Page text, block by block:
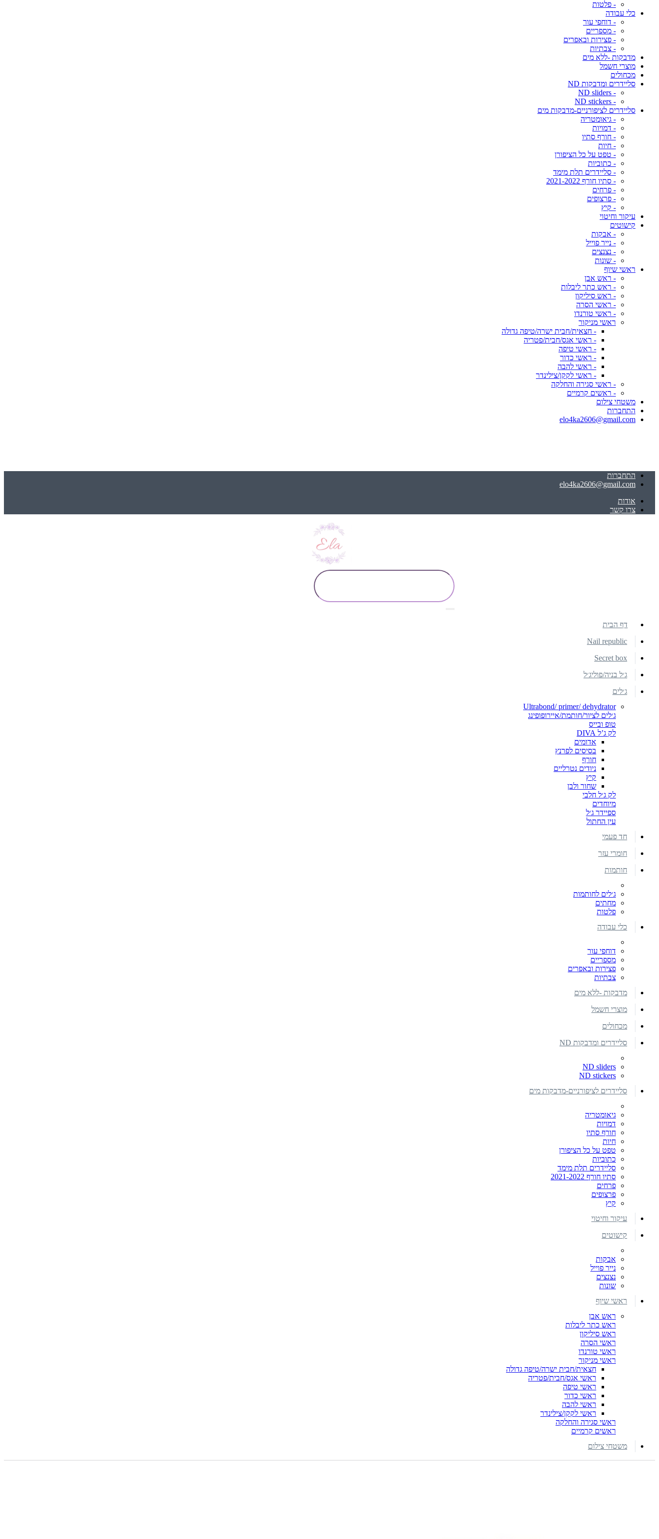
- פלטות
כלי עבודה
- דוחפי עור
- מספריים
- פצירות ובאפרים
- צבתיות
מדבקות -ללא מים
מוצרי חשמל
מכחולים
סליידרים ומדבקות ND
- ND sliders
- ND stickers
סליידרים לציפורניים-מדבקות מים
- גיאומטריה
- דמויות
- חורף סתיו
- חיות
- טפט על כל הציפורן
- כתוביות
- סליידרים תלת מימד
- סתיו חורף 2021-2022
- פרחים
- פרצופים
- קיץ
עיקור וחיטוי
קישוטים
- אבקות
- נייר פוייל
- נצנצים
- שונות
ראשי שיוף
- ראש אבן
- ראש כתר ליבלות
- ראש סיליקון
- ראשי הסרה
- ראשי טורנדו
ראשי מניקור
- חצאית/חבית ישרה/טיפה גדולה
- ראשי אגס/חבית/פטריה
- ראשי טיפה
- ראשי כדור
- ראשי להבה
- ראשי לקקן/צילינדר
- ראשי סגירה והחלקה
- ראשים קרמיים
משטחי צילום
התחברות
elo4ka2606@gmail.com
התחברות
elo4ka2606@gmail.com
אודות
צרו קשר
דף הבית
Nail republic
Secret box
ג׳ל בניה/פוליג׳ל
ג׳לים
Ultrabond/ primer/ dehydrator
ג׳לים לציור/חותמת/איירופופינג
טופ ובייס
לק ג’ל DIVA
אדומים
בסיסים לפרנץ
חורף
ניודים נטרליים
קיץ
שחור ולבן
לק ג׳ל חלבי
מיוחדים
ספיידר ג׳ל
עין החתול
חד פעמי
חומרי עזר
חותמות
ג׳לים לחותמות
מחתים
פלטות
כלי עבודה
דוחפי עור
מספריים
פצירות ובאפרים
צבתיות
מדבקות -ללא מים
מוצרי חשמל
מכחולים
סליידרים ומדבקות ND
ND sliders
ND stickers
סליידרים לציפורניים-מדבקות מים
גיאומטריה
דמויות
חורף סתיו
חיות
טפט על כל הציפורן
כתוביות
סליידרים תלת מימד
סתיו חורף 2021-2022
פרחים
פרצופים
קיץ
עיקור וחיטוי
קישוטים
אבקות
נייר פוייל
נצנצים
שונות
ראשי שיוף
ראש אבן
ראש כתר ליבלות
ראש סיליקון
ראשי הסרה
ראשי טורנדו
ראשי מניקור
חצאית/חבית ישרה/טיפה גדולה
ראשי אגס/חבית/פטריה
ראשי טיפה
ראשי כדור
ראשי להבה
ראשי לקקן/צילינדר
ראשי סגירה והחלקה
ראשים קרמיים
משטחי צילום